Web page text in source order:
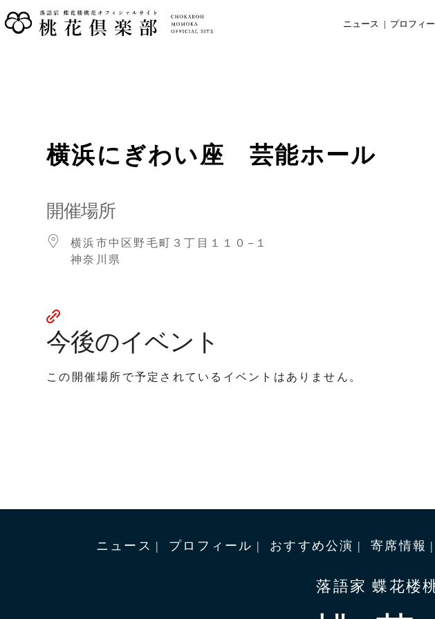
ニュース プロフィ
横浜にぎわい座 芸能ホール
開催場所
横浜市中区野毛町３丁目１１０−１
神奈川県
今後のイベント
この開催場所で予定されているイベントはありません。
ニュース プロフィール おすすめ公演 寄席情報
落語家 蝶花楼